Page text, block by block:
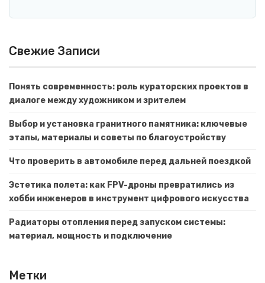
Свежие Записи
Понять современность: роль кураторских проектов в
диалоге между художником и зрителем
Выбор и установка гранитного памятника: ключевые
этапы, материалы и советы по благоустройству
Что проверить в автомобиле перед дальней поездкой
Эстетика полета: как FPV-дроны превратились из
хобби инженеров в инструмент цифрового искусства
Радиаторы отопления перед запуском системы:
материал, мощность и подключение
Метки